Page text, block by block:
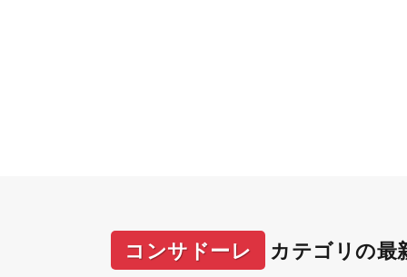
コンサドーレ カテゴリの最